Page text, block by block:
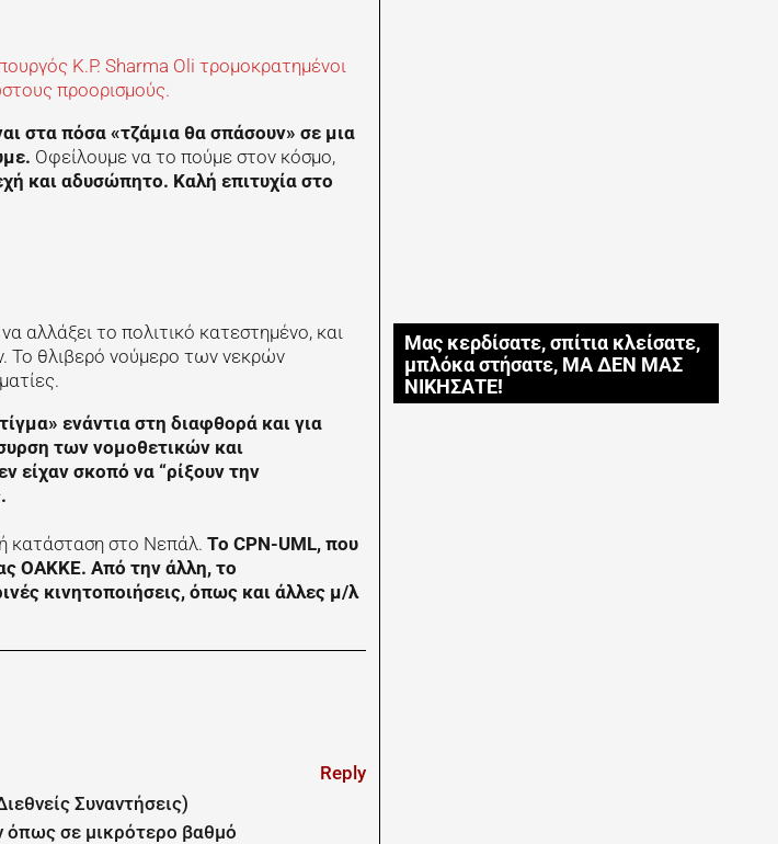
K.P. Sharma Oli τρομοκρατημένοι
προορισμούς.
στα πόσα «τζάμια θα σπάσουν» σε μια
Οφείλουμε να το πούμε στον κόσμο,
και αδυσώπητο. Καλή επιτυχία στο
αλλάξει το πολιτικό κατεστημένο, και
Το θλιβερό νούμερο των νεκρών
ενάντια στη διαφθορά και για
των νομοθετικών και
είχαν σκοπό να “ρίξουν την
κατάσταση στο Νεπάλ. Το CPN-UML, που
ΟΑΚΚΕ. Από την άλλη, το
κινητοποιήσεις, όπως και άλλες μ/λ
Συναντήσεις)
όπως σε μικρότερο βαθμό
Reply
Μας κερδίσατε, σπίτια κλείσατε,
μπλόκα στήσατε, ΜΑ ΔΕΝ ΜΑΣ
ΝΙΚΗΣΑΤΕ!